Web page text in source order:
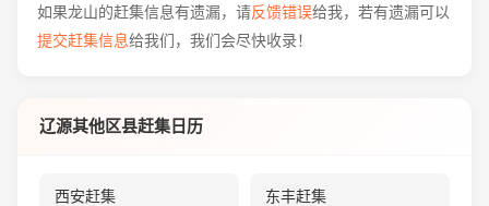
如果龙山的赶集信息有遗漏，请反馈错误给我，若有遗漏可以
提交赶集信息给我们，我们会尽快收录！
辽源其他区县赶集日历
西安赶集 东丰赶集